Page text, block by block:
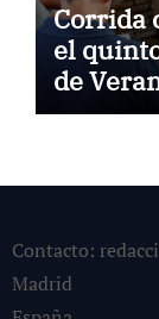
Corrida
el
de
Contacto:
Madrid